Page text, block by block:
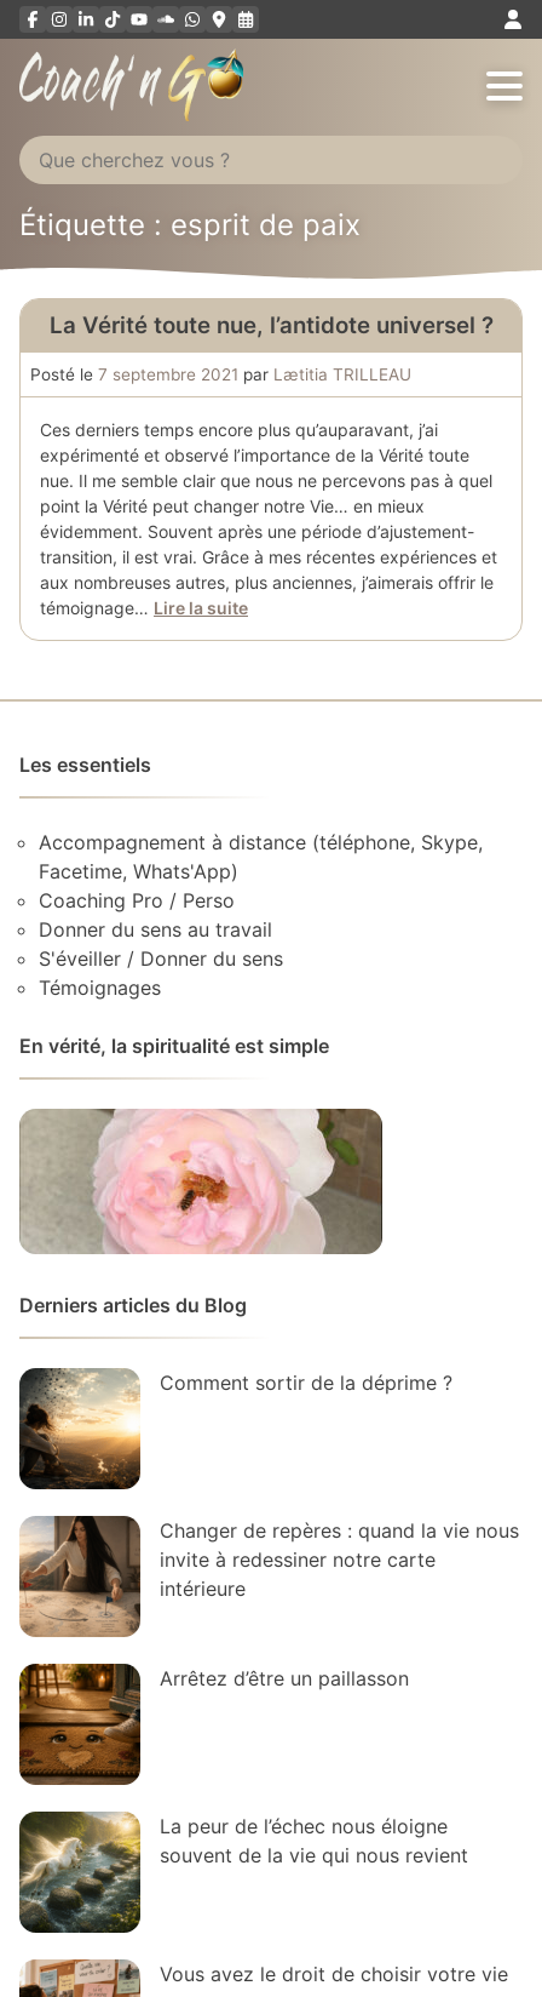
Aller
au
Étiquette : esprit de paix
La Vérité toute nue, l’antidote universel ?
Posté le 7 septembre 2021 par Lætitia TRILLEAU
Ces derniers temps encore plus qu’auparavant, j’ai
expérimenté et observé l’importance de la Vérité toute
nue. Il me semble clair que nous ne percevons pas à quel
point la Vérité peut changer notre Vie… en mieux
évidemment. Souvent après une période d’ajustement-
transition, il est vrai. Grâce à mes récentes expériences et
aux nombreuses autres, plus anciennes, j’aimerais offrir le
témoignage… Lire la suite
Les essentiels
Accompagnement à distance (téléphone, Skype,
Facetime, Whats'App)
Coaching Pro / Perso
Donner du sens au travail
S'éveiller / Donner du sens
Témoignages
En vérité, la spiritualité est simple
Derniers articles du Blog
Comment sortir de la déprime ?
Changer de repères : quand la vie nous
invite à redessiner notre carte
intérieure
Arrêtez d’être un paillasson
La peur de l’échec nous éloigne
souvent de la vie qui nous revient
Vous avez le droit de choisir votre vie